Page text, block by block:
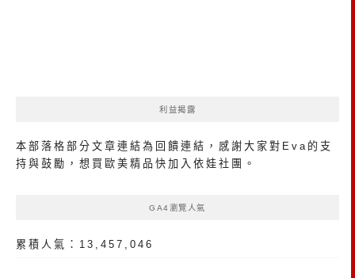
利益揭露
本部落格部分文章連結為回饋連結，感謝大家對Eva的支
持與鼓勵，想買歐美精品 快加入依娃社團 。
GA4瀏覽人氣
累積人氣：13,457,046